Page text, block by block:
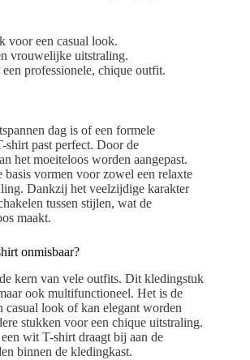
voor een casual look.
vrouwelijke uitstraling.
professionele, chique outfit.
dag is of een formele
shirt past perfect. Door de
het moeiteloos worden aangepast.
vormen voor zowel een relaxte
Dankzij het veelzijdige karakter
tussen stijlen, wat de
maakt.
onmisbaar?
kern van vele outfits. Dit kledingstuk
ook multifunctioneel. Het is de
casual look of kan elegant worden
stukken voor een chique uitstraling.
wit T-shirt draagt bij aan de
binnen de kledingkast.